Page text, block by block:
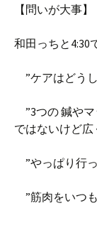
キ
プ
【問いが大事】
和田っちと4:30
”ケアはどう
”3つの 鍼や
ではないけど
”やっぱり行
”筋肉をいつ